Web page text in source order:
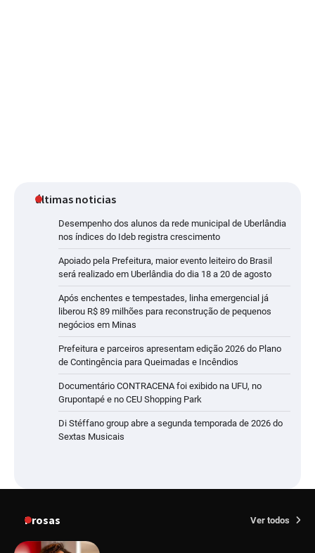
últimas noticias
Desempenho dos alunos da rede municipal de Uberlândia
nos índices do Ideb registra crescimento
Apoiado pela Prefeitura, maior evento leiteiro do Brasil
será realizado em Uberlândia do dia 18 a 20 de agosto
Após enchentes e tempestades, linha emergencial já
liberou R$ 89 milhões para reconstrução de pequenos
negócios em Minas
Prefeitura e parceiros apresentam edição 2026 do Plano
de Contingência para Queimadas e Incêndios
Documentário CONTRACENA foi exibido na UFU, no
Grupontapé e no CEU Shopping Park
Di Stéffano group abre a segunda temporada de 2026 do
Sextas Musicais
Prosas Ver todos